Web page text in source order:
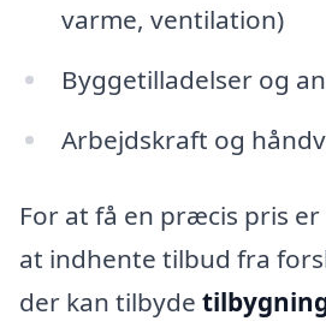
varme, ventilation)
Byggetilladelser og
Arbejdskraft og
For at få en præcis pris
at indhente tilbud fra
der kan tilbyde